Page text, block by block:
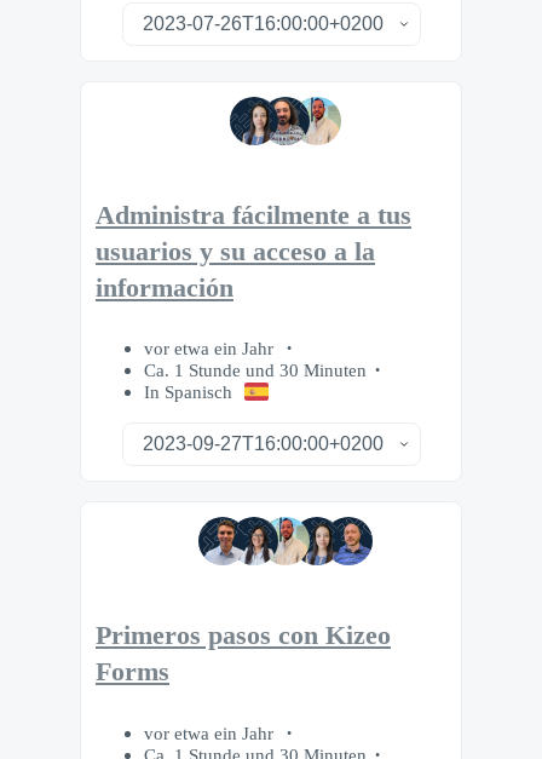
Administra fácilmente a tus
usuarios y su acceso a la
información
vor etwa ein Jahr
Ca. 1 Stunde und 30 Minuten
In Spanisch
Primeros pasos con Kizeo
Forms
vor etwa ein Jahr
Ca. 1 Stunde und 30 Minuten